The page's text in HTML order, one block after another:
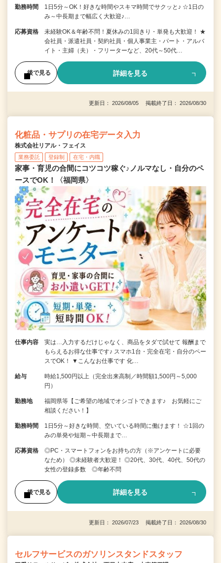
勤務時間
1日5分～OK！好きな時間やスキマ時間でサクッと♪ ☆1日の
み～中長期まで幅広く大歓迎♪…
応募資格
未経験OK＆年齢不問！夏休みの1回きり・単発も大歓迎！ ★
会社員・派遣社員・契約社員・個人事業主・パート・アルバ
イト・主婦（夫）・フリーターなど、20代～50代…
後で見る 詳細を見る
更新日： 2026/08/05 掲載終了日： 2026/08/30
化粧品・サプリの在宅データ入力
株式会社リアル・フェイス
業務委託 登録制 在宅・内職
家事・育児の合間にコツコツ稼ぐ♪ノルマなし・自分のペ
ースでOK！〈福岡県〉
仕事内容
実は…入力するだけじゃなく、商品をタダで試せて 報酬まで
もらえるお得な仕事です♪ スマホ1台・完全在宅・自分のペー
スでOK！ ▼こんなお仕事です 化…
給与
時給1,500円以上（完全出来高制／時間額1,500円～5,000
円）
勤務地
福岡県等【ご希望の地域でオシゴトできます♪ お気軽にご
相談ください！】
勤務時間
1日5分～好きな時間、空いている時間に働けます！ ☆1回の
みの単発や短期～中長期まで…
応募資格
◎PC・スマートフォンをお持ちの方（※アンケートに必要
なため） ◎未経験者大歓迎！ ◎20代、30代、40代、50代の
女性の登録多数 ◎年齢不問
後で見る 詳細を見る
更新日： 2026/07/23 掲載終了日： 2026/08/30
セルフサービスのガソリンスタンドスタッフ